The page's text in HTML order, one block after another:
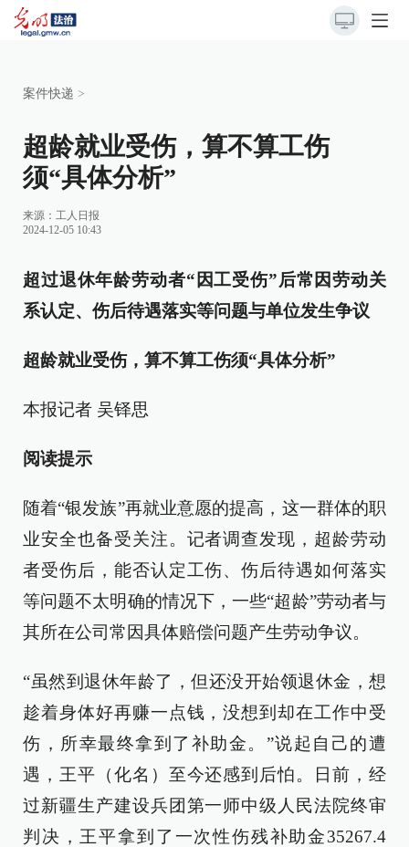
案件快递 >
超龄就业受伤，算不算工伤
须“具体分析”
来源： 工人日报
2024-12-05 10:43
超过退休年龄劳动者“因工受伤”后常因劳动关
系认定、伤后待遇落实等问题与单位发生争议
超龄就业受伤，算不算工伤须“具体分析”
本报记者 吴铎思
阅读提示
随着“银发族”再就业意愿的提高，这一群体的职
业安全也备受关注。记者调查发现，超龄劳动
者受伤后，能否认定工伤、伤后待遇如何落实
等问题不太明确的情况下，一些“超龄”劳动者与
其所在公司常因具体赔偿问题产生劳动争议。
“虽然到退休年龄了，但还没开始领退休金，想
趁着身体好再赚一点钱，没想到却在工作中受
伤，所幸最终拿到了补助金。”说起自己的遭
遇，王平（化名）至今还感到后怕。日前，经
过新疆生产建设兵团第一师中级人民法院终审
判决，王平拿到了一次性伤残补助金35267.4